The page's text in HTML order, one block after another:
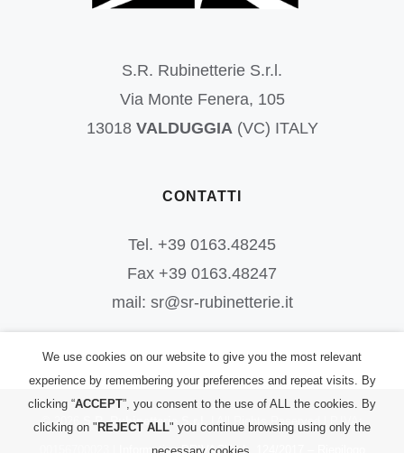
S.R. Rubinetterie S.r.l.
Via Monte Fenera, 105
13018 VALDUGGIA(VC) ITALY
CONTATTI
Tel. +39 0163.48245
Fax +39 0163.48247
mail: sr@sr-rubinetterie.it
© 2026 S.R. Rubinetterie S.r.l. | All Rights Reserved | P.IVA:
Informativa PRIVACY|L. 124/2017 – Riepilogo
We use cookies on our website to give you the most relevant
experience by remembering your preferences and repeat visits. By
clicking “ACCEPT”, you consent to the use of ALL the cookies. By
clicking on " REJECT ALL" you continue browsing using only the